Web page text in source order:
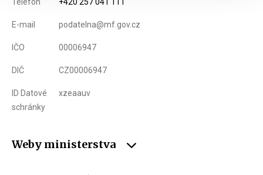
E-mail podatelna@mf.gov.cz
IČO 00006947
DIČ CZ00006947
ID Datové
schránky
xzeaauv
Weby ministerstva